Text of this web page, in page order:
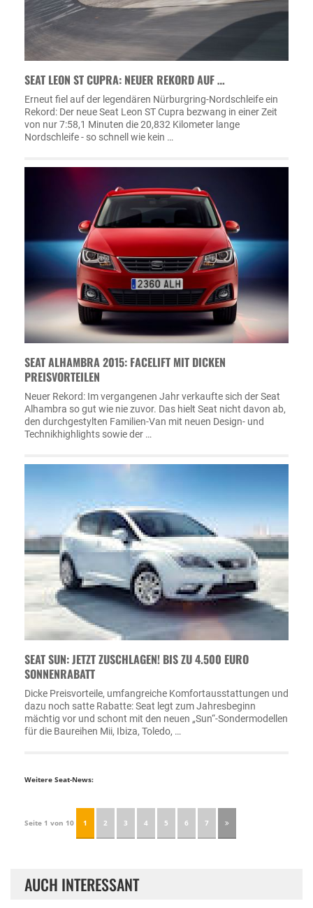
SEAT LEON ST CUPRA: NEUER REKORD AUF …
Erneut fiel auf der legendären Nürburgring-Nordschleife ein
Rekord: Der neue Seat Leon ST Cupra bezwang in einer Zeit
von nur 7:58,1 Minuten die 20,832 Kilometer lange
Nordschleife - so schnell wie kein …
SEAT ALHAMBRA 2015: FACELIFT MIT DICKEN
PREISVORTEILEN
Neuer Rekord: Im vergangenen Jahr verkaufte sich der Seat
Alhambra so gut wie nie zuvor. Das hielt Seat nicht davon ab,
den durchgestylten Familien-Van mit neuen Design- und
Technikhighlights sowie der …
SEAT SUN: JETZT ZUSCHLAGEN! BIS ZU 4.500 EURO
SONNENRABATT
Dicke Preisvorteile, umfangreiche Komfortausstattungen und
dazu noch satte Rabatte: Seat legt zum Jahresbeginn
mächtig vor und schont mit den neuen „Sun“-Sondermodellen
für die Baureihen Mii, Ibiza, Toledo, …
Weitere Seat-News:
Seite 1 von 10 1 2 3 4 5 6 7
AUCH INTERESSANT